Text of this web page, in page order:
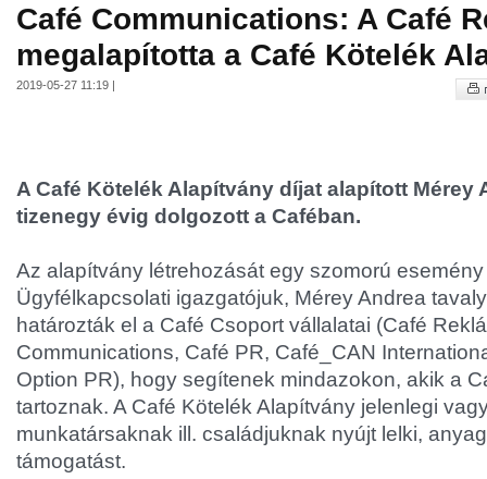
Café Communications: A Café
megalapította a Café Kötelék
2019-05-27 11:19 |
A Café Kötelék Alapítvány díjat alapított Mérey
tizenegy évig dolgozott a Caféban.
Az alapítvány létrehozását egy szomorú
Ügyfélkapcsolati igazgatójuk, Mérey Andrea
határozták el a Café Csoport vállalatai (Café
Communications, Café PR, Café_CAN
Option PR), hogy segítenek mindazokon, akik a
tartoznak. A Café Kötelék Alapítvány jelenlegi
munkatársaknak ill. családjuknak nyújt lelki,
támogatást.